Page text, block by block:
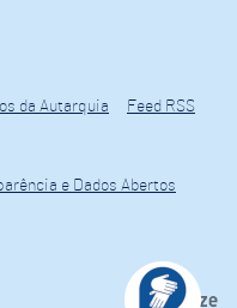
da Autarquia Feed RSS
e Dados Abertos